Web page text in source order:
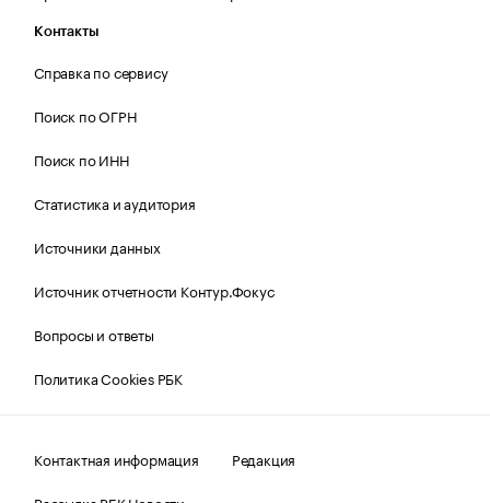
Контакты
Справка по сервису
Поиск по ОГРН
Поиск по ИНН
Статистика и аудитория
Источники данных
Источник отчетности Контур.Фокус
Вопросы и ответы
Политика Cookies РБК
Контактная информация
Редакция